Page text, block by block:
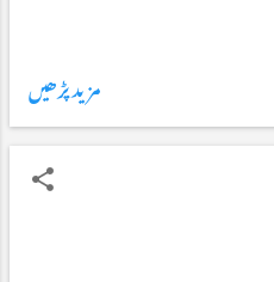
مزید پڑھیں